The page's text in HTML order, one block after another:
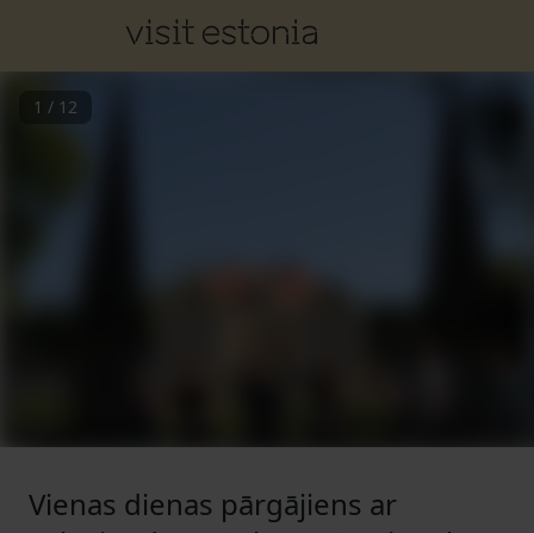
1 / 12
Vienas dienas pārgājiens ar